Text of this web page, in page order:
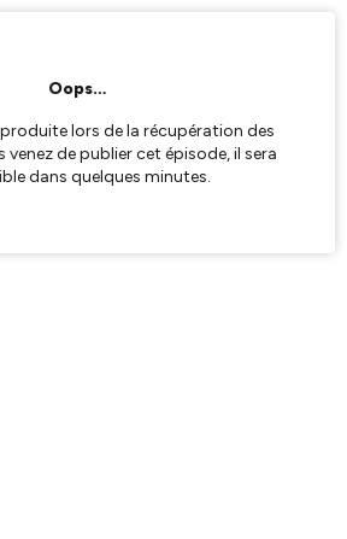
Oops…
produite lors de la récupération des
venez de publier cet épisode, il sera
dans quelques minutes.